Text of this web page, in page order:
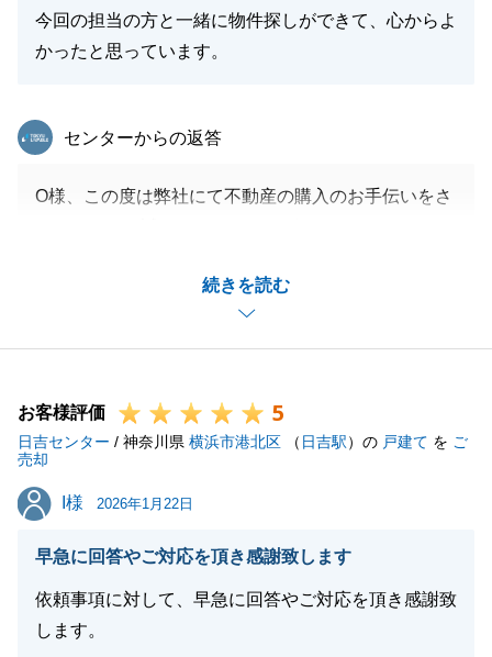
今回の担当の方と一緒に物件探しができて、心からよ
かったと思っています。
続きを読む
東急リバブル
センターからの返答
O様、この度は弊社にて不動産の購入のお手伝いをさ
様のご協力で乗り切ることができました。
今後もお役に立てることがありましたらお気軽にご相
談ください。
閉じる
お客様評価 5
日吉センター / 神奈川県 横浜市港北区 （ 日吉駅）の 戸建て を ご
売却
I様
I様 2026年1月22日
早急に回答やご対応を頂き感謝致します
依頼事項に対して、早急に回答やご対応を頂き感謝致
します。